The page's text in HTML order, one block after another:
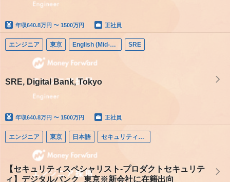
年収640.8万円 〜 1500万円 正社員
エンジニア 東京 English (Mid-career) SRE
SRE, Digital Bank, Tokyo
年収640.8万円 〜 1500万円 正社員
エンジニア 東京 日本語 セキュリティエンジニア
【セキュリティスペシャリスト-プロダクトセキュリテ
ィ】デジタルバンク_東京※新会社に在籍出向